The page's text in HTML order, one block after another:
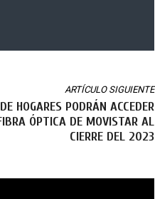
ARTÍCULO SIGUIENTE
HOGARES PODRÁN ACCEDER
ÓPTICA DE MOVISTAR AL
CIERRE DEL 2023